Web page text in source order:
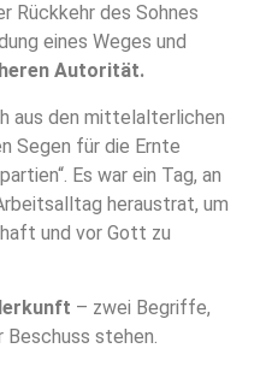
Rückkehr des Sohnes
eines Weges und
Autorität.
aus den mittelalterlichen
Segen für die Ernte
Es war ein Tag, an
heraustrat, um
und vor Gott zu
– zwei Begriffe,
stehen.